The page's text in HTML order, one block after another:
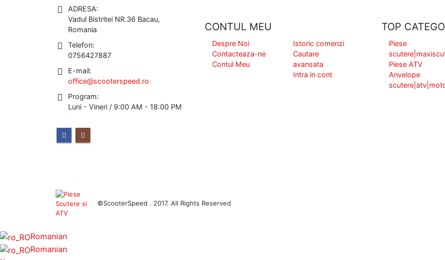
ADRESA:
Vadul Bistritei NR.36 Bacau,
Romania
Telefon:
0756427887
E-mail:
office@scooterspeed.ro
Program:
Luni - Vineri / 9:00 AM - 18:00 PM
CONTUL MEU
Despre Noi
Contacteaza-ne
Contul Meu
Istoric comenzi
Cautare
avansata
Intra in cont
TOP
Piese
Piese ATV
Anvelope
©ScooterSpeed . 2017. All Rights Reserved
Romanian
Romanian